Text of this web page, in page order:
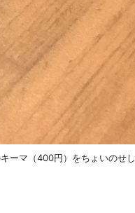
ーマ（400円）をちょいのせし